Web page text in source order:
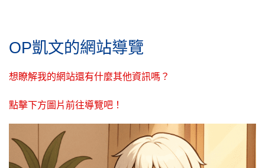
OP凱文的網站導覽
想瞭解我的網站還有什麼其他資訊嗎？
點擊下方圖片前往導覽吧！